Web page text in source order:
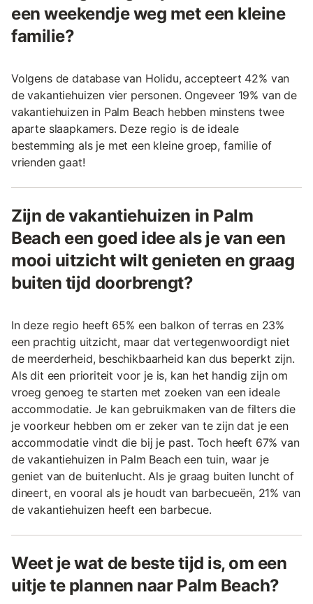
een weekendje weg met een kleine
familie?
Volgens de database van Holidu, accepteert 42% van
de vakantiehuizen vier personen. Ongeveer 19% van de
vakantiehuizen in Palm Beach hebben minstens twee
aparte slaapkamers. Deze regio is de ideale
bestemming als je met een kleine groep, familie of
vrienden gaat!
Zijn de vakantiehuizen in Palm
Beach een goed idee als je van een
mooi uitzicht wilt genieten en graag
buiten tijd doorbrengt?
In deze regio heeft 65% een balkon of terras en 23%
een prachtig uitzicht, maar dat vertegenwoordigt niet
de meerderheid, beschikbaarheid kan dus beperkt zijn.
Als dit een prioriteit voor je is, kan het handig zijn om
vroeg genoeg te starten met zoeken van een ideale
accommodatie. Je kan gebruikmaken van de filters die
je voorkeur hebben om er zeker van te zijn dat je een
accommodatie vindt die bij je past. Toch heeft 67% van
de vakantiehuizen in Palm Beach een tuin, waar je
geniet van de buitenlucht. Als je graag buiten luncht of
dineert, en vooral als je houdt van barbecueën, 21% van
de vakantiehuizen heeft een barbecue.
Weet je wat de beste tijd is, om een
uitje te plannen naar Palm Beach?